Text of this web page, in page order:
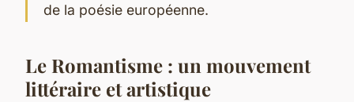
de la poésie européenne.
Le Romantisme : un mouvement
littéraire et artistique